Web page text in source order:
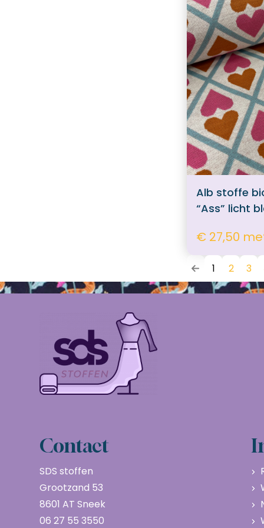
Alb stoffe
“Ass” licht
€ 27,50
1 2 3
Contact
SDS stoffen
Grootzand 53
8601 AT Sneek
06 27 55 3550